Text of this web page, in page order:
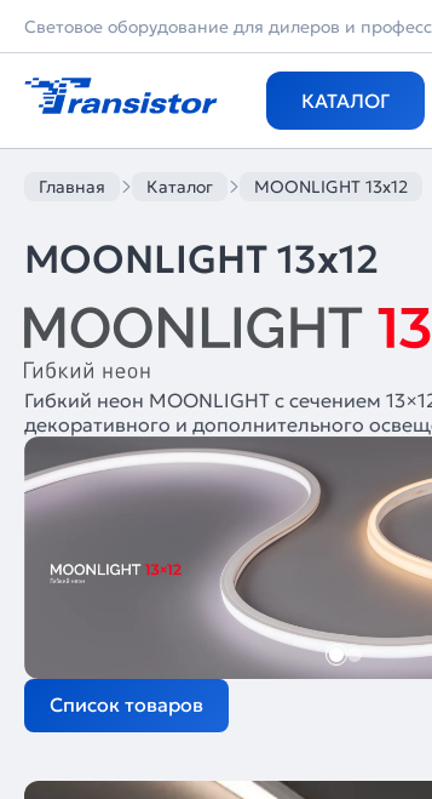
Световое оборудование для дилеров и
КАТАЛОГ
Главная Каталог MOONLIGHT 13x12
MOONLIGHT 13x12
Гибкий неон MOONLIGHT с сечением
декоративного и дополнительного
Список товаров